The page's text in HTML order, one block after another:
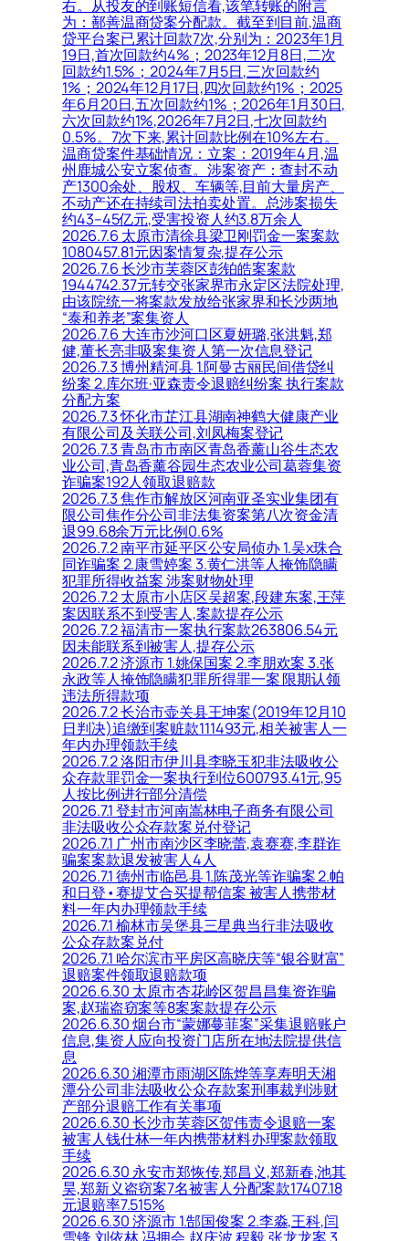
右。从投友的到账短信看,该笔转账的附言
为：鄯善温商贷案分配款。截至到目前,温商
贷平台案已累计回款7次,分别为：2023年1月
19日,首次回款约4%；2023年12月8日,二次
回款约1.5%；2024年7月5日,三次回款约
1%；2024年12月17日,四次回款约1%；2025
年6月20日,五次回款约1%；2026年1月30日,
六次回款约1%,2026年7月2日,七次回款约
0.5%。7次下来,累计回款比例在10%左右。
温商贷案件基础情况：立案：2019年4月,温
州鹿城公安立案侦查。涉案资产：查封不动
产1300余处、股权、车辆等,目前大量房产、
不动产还在持续司法拍卖处置。总涉案损失
约43–45亿元,受害投资人约3.8万余人
2026.7.6 太原市清徐县梁卫刚罚金一案案款
1080457.81元因案情复杂,提存公示
2026.7.6 长沙市芙蓉区彭铂皓案案款
1944742.37元转交张家界市永定区法院处理,
由该院统一将案款发放给张家界和长沙两地
“泰和养老”案集资人
2026.7.6 大连市沙河口区夏妍璐,张洪魁,郑
健,董长亮非吸案集资人第一次信息登记
2026.7.3 博州精河县 1.阿曼古丽民间借贷纠
纷案 2.库尔班·亚森责令退赔纠纷案 执行案款
分配方案
2026.7.3 怀化市芷江县湖南神鹤大健康产业
有限公司及关联公司,刘凤梅案登记
2026.7.3 青岛市市南区青岛香薰山谷生态农
业公司,青岛香薰谷园生态农业公司葛蓉集资
诈骗案192人领取退赔款
2026.7.3 焦作市解放区河南亚圣实业集团有
限公司焦作分公司非法集资案第八次资金清
退99.68余万元比例0.6%
2026.7.2 南平市延平区公安局侦办 1.吴x珠合
同诈骗案 2.康雪婷案 3.黄仁洪等人掩饰隐瞒
犯罪所得收益案 涉案财物处理
2026.7.2 太原市小店区吴超案,段建东案,王萍
案因联系不到受害人,案款提存公示
2026.7.2 福清市一案执行案款263806.54元
因未能联系到被害人,提存公示
2026.7.2 济源市 1.姚保国案 2.李朋欢案 3.张
永政等人掩饰隐瞒犯罪所得罪一案 限期认领
违法所得款项
2026.7.2 长治市壶关县王坤案(2019年12月10
日判决)追缴到案赃款111493元,相关被害人一
年内办理领款手续
2026.7.2 洛阳市伊川县李晓玉犯非法吸收公
众存款罪罚金一案执行到位600793.41元,95
人按比例进行部分清偿
2026.7.1 登封市河南嵩林电子商务有限公司
非法吸收公众存款案兑付登记
2026.7.1 广州市南沙区李晓蕾,袁赛赛,李群诈
骗案案款退发被害人4人
2026.7.1 德州市临邑县 1.陈茂光等诈骗案 2.帕
和日登•赛提艾合买提帮信案 被害人携带材
料一年内办理领款手续
2026.7.1 榆林市吴堡县三星典当行非法吸收
公众存款案兑付
2026.7.1 哈尔滨市平房区高晓庆等“银谷财富”
退赔案件领取退赔款项
2026.6.30 太原市杏花岭区贺昌昌集资诈骗
案,赵瑞盗窃案等8案案款提存公示
2026.6.30 烟台市“蒙娜蔓菲案”采集退赔账户
信息,集资人应向投资门店所在地法院提供信
息
2026.6.30 湘潭市雨湖区陈烨等享寿明天湘
潭分公司非法吸收公众存款案刑事裁判涉财
产部分退赔工作有关事项
2026.6.30 长沙市芙蓉区贺伟责令退赔一案
被害人钱仕林一年内携带材料办理案款领取
手续
2026.6.30 永安市郑恢传,郑昌义,郑新春,池其
昊,郑新义盗窃案7名被害人分配案款17407.18
元退赔率7.515%
2026.6.30 济源市 1.郜国俊案 2.李淼,王科,闫